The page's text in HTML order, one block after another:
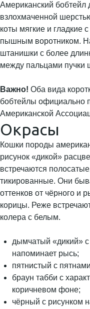
Американский бобтейл
взлохмаченной
коты мягкие и гладкие
пышным воротником.
штанишки с более
между пальцами пучки
Важно! Оба вида
бобтейлы официально
Американской
Окрасы
Кошки породы
рисунок «дикой»
встречаются
тикированные. Они
оттенков от чёрного и
корицы. Реже
колера с белым.
дымчатый «дикий»
напоминает рысь;
пятнистый с
браун табби с
коричневом фоне;
чёрный с рисунком